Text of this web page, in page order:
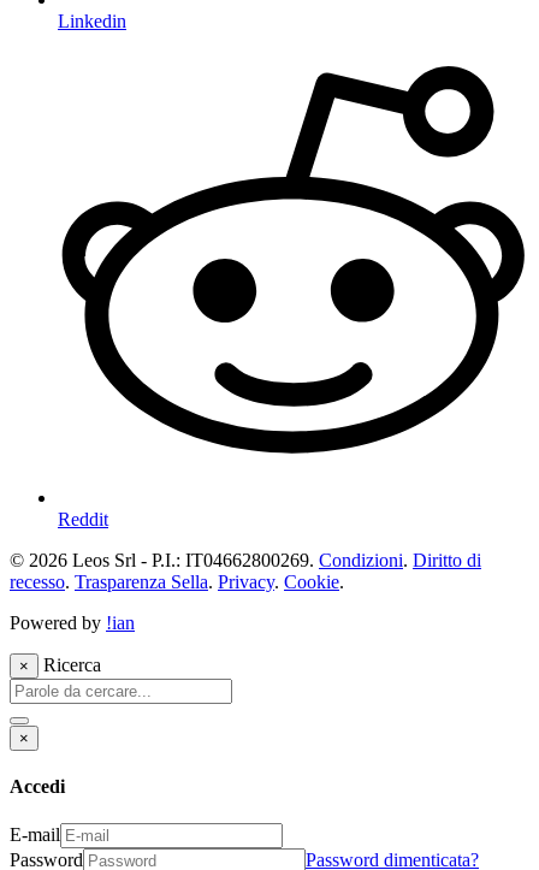
Linkedin
Reddit
© 2026 Leos Srl - P.I.: IT04662800269. Condizioni. Diritto di
recesso. Trasparenza Sella. Privacy. Cookie.
Powered by !ian
× Ricerca
×
Accedi
E-mail
Password
Password dimenticata?